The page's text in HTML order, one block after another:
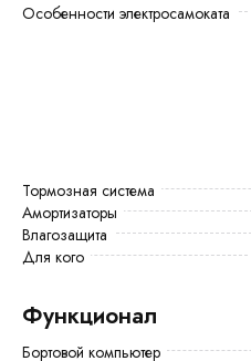
Особенности электросамоката
Тормозная система
Амортизаторы
Влагозащита
Для кого
Функционал
Бортовой компьютер